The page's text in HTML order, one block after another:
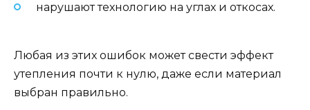
нарушают технологию на углах и откосах.
Любая из этих ошибок может свести эффект
утепления почти к нулю, даже если материал
выбран правильно.